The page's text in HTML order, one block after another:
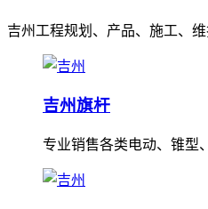
吉州工程规划、产品、施工、
吉州旗杆
专业销售各类电动、锥型